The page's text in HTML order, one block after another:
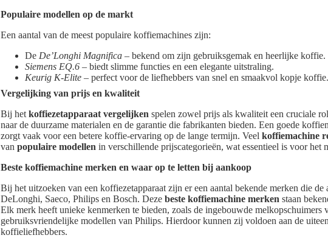
Populaire modellen op de markt
Een aantal van de meest populaire koffiemachines zijn:
De De’Longhi Magnifica – bekend om zijn gebruiksgemak en heerlijke koffie.
Siemens EQ.6 – biedt slimme functies en een elegante uitstraling.
Keurig K-Elite – perfect voor de liefhebbers van snel en smaakvol kopje koffie.
Vergelijking van prijs en kwaliteit
Bij het koffiezetapparaat vergelijken spelen zowel prijs als kwaliteit een cruciale
naar de duurzame materialen en de garantie die fabrikanten bieden. Een goede
zorgt vaak voor een betere koffie-ervaring op de lange termijn. Veel koffiemachine
van populaire modellen in verschillende prijscategorieën, wat essentieel is voor het
Beste koffiemachine merken en waar op te letten bij aankoop
Bij het uitzoeken van een koffiezetapparaat zijn er een aantal bekende merken die de
DeLonghi, Saeco, Philips en Bosch. Deze beste koffiemachine merken staan
Elk merk heeft unieke kenmerken te bieden, zoals de ingebouwde melkopschuimers
gebruiksvriendelijke modellen van Philips. Hierdoor kunnen zij voldoen aan de
koffieliefhebbers.